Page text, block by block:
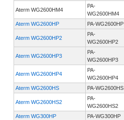
Aterm WG2600HM4
PA-
WG2600HM4
Aterm WG2600HP PA-WG2600HP
Aterm WG2600HP2
PA-
WG2600HP2
Aterm WG2600HP3
PA-
WG2600HP3
Aterm WG2600HP4
PA-
WG2600HP4
Aterm WG2600HS PA-WG2600HS
Aterm WG2600HS2
PA-
WG2600HS2
Aterm WG300HP PA-WG300HP